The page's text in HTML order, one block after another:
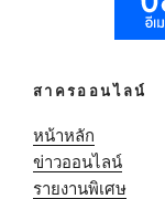
สาครออนไลน์
หน้าหลัก
ข่าวออนไลน์
รายงานพิเศษ